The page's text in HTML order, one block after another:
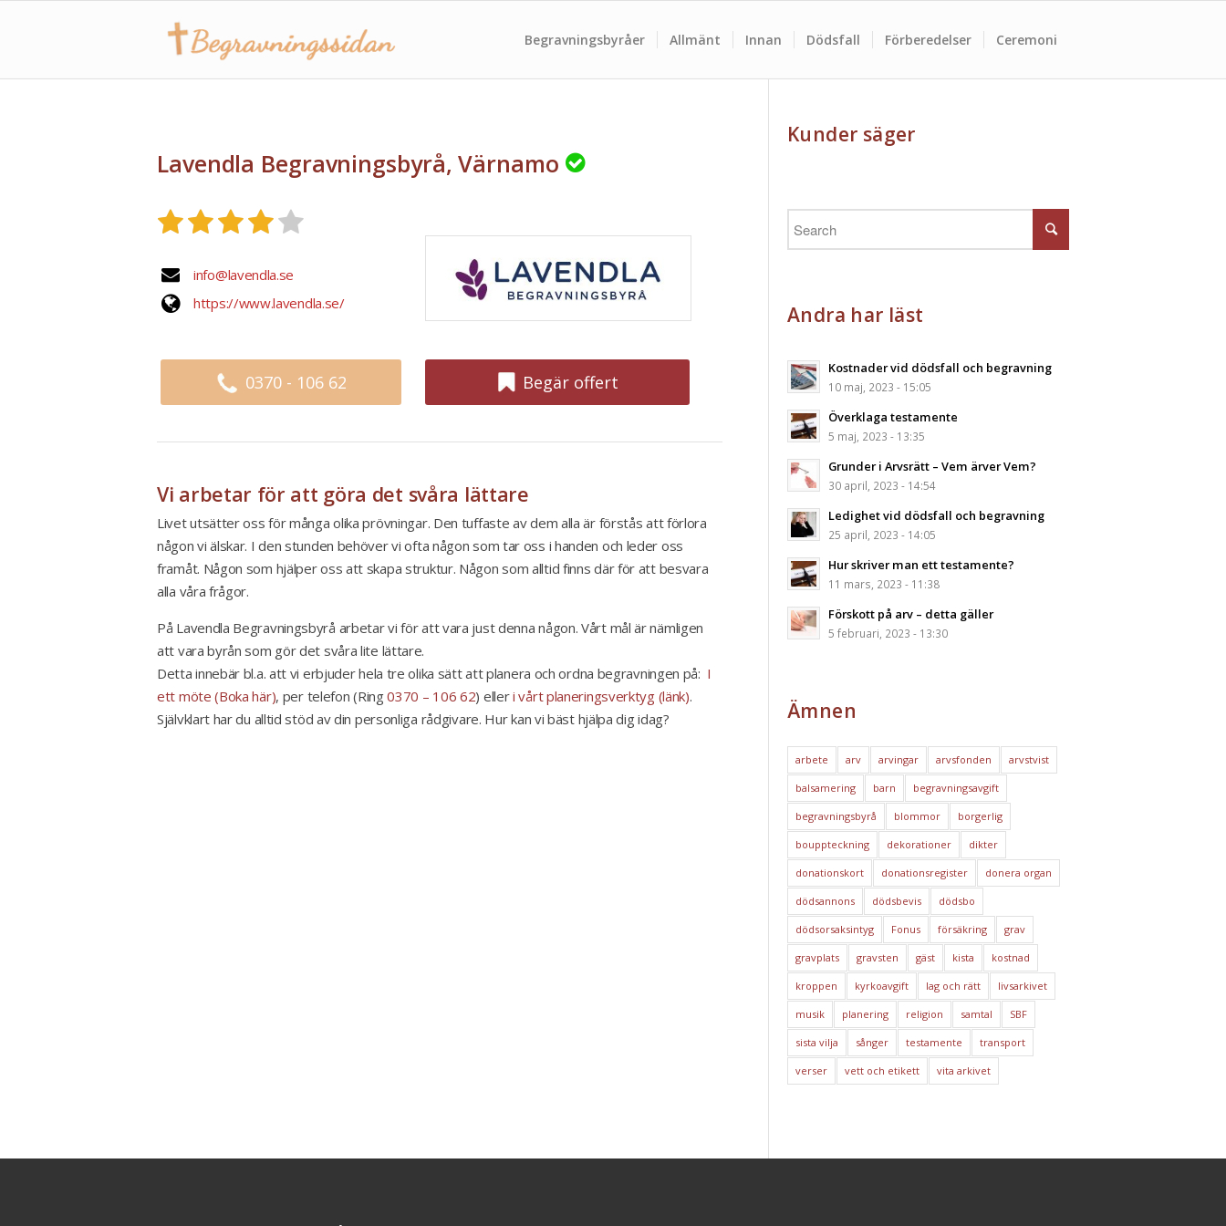
Begravningsbyråer Allmänt Innan Dödsfall Förberedelser Ceremoni
Lavendla Begravningsbyrå, Värnamo
info@lavendla.se
https://www.lavendla.se/
0370 - 106 62 Begär offert
Vi arbetar för att göra det svåra lättare
Livet utsätter oss för många olika prövningar. Den tuffaste av dem alla är förstås att förlora
någon vi älskar. I den stunden behöver vi ofta någon som tar oss i handen och leder oss
framåt. Någon som hjälper oss att skapa struktur. Någon som alltid finns där för att besvara
alla våra frågor.
På Lavendla Begravningsbyrå arbetar vi för att vara just denna någon. Vårt mål är nämligen
att vara byrån som gör det svåra lite lättare.
Detta innebär bl.a. att vi erbjuder hela tre olika sätt att planera och ordna begravningen på: I
ett möte (Boka här), per telefon (Ring0370 – 106 62) elleri vårt planeringsverktyg (länk).
Självklart har du alltid stöd av din personliga rådgivare. Hur kan vi bäst hjälpa dig idag?
Kunder säger
Andra har läst
Kostnader vid dödsfall och begravning
10 maj, 2023 - 15:05
Överklaga testamente
5 maj, 2023 - 13:35
Grunder i Arvsrätt – Vem ärver Vem?
30 april, 2023 - 14:54
Ledighet vid dödsfall och begravning
25 april, 2023 - 14:05
Hur skriver man ett testamente?
11 mars, 2023 - 11:38
Förskott på arv – detta gäller
5 februari, 2023 - 13:30
Ämnen
arbete arv arvingar arvsfonden arvstvist
balsamering barn begravningsavgift
begravningsbyrå blommor borgerlig
bouppteckning dekorationer dikter
donationskort donationsregister donera organ
dödsannons dödsbevis dödsbo
dödsorsaksintyg Fonus försäkring grav
gravplats gravsten gäst kista kostnad
kroppen kyrkoavgift lag och rätt livsarkivet
musik planering religion samtal SBF
sista vilja sånger testamente transport
verser vett och etikett vita arkivet